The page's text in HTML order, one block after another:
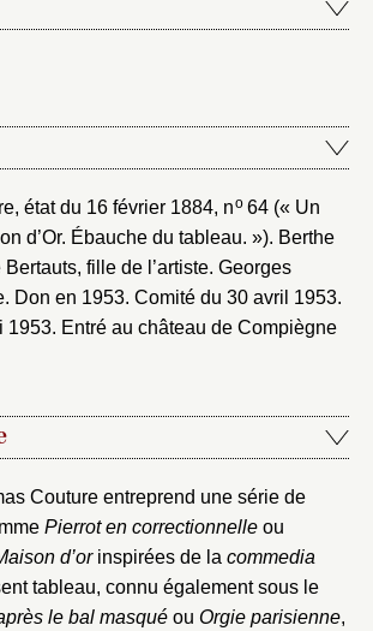
état du 16 février 1884, no64 (« Un
d’Or. Ébauche du tableau. »). Berthe
fille de l’artiste. Georges
Don en 1953. Comité du 30 avril 1953.
1953. Entré au château de Compiègne
Couture entreprend une série de
Pierrot en correctionnelle ou
d’orinspirées de la commedia
tableau, connu également sous le
le bal masqué ou Orgie parisienne,